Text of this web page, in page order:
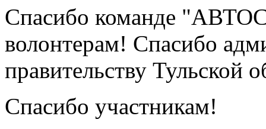
Спасибо команде
волонтерам! Спасибо
правительству Тульской
Спасибо участникам!